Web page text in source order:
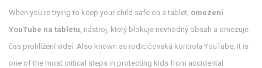
When you're trying to keep your child safe on a tablet, omezení
YouTube na tabletu, nástroj, který blokuje nevhodný obsah a omezuje
čas prohlížení videí. Also known as rodicičovská kontrola YouTube, it is
one of the most critical steps in protecting kids from accidental